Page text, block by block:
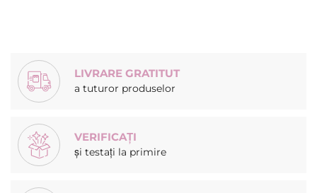
LIVRARE GRATITUT
a tuturor produselor
VERIFICAȚI
și testați la primire